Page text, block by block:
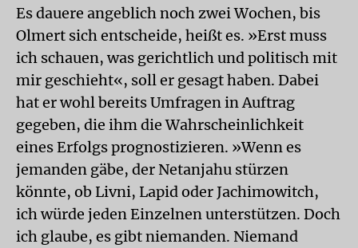
Es dauere angeblich noch zwei Wochen, bis
Olmert sich entscheide, heißt es. »Erst muss
ich schauen, was gerichtlich und politisch mit
mir geschieht«, soll er gesagt haben. Dabei
hat er wohl bereits Umfragen in Auftrag
gegeben, die ihm die Wahrscheinlichkeit
eines Erfolgs prognostizieren. »Wenn es
jemanden gäbe, der Netanjahu stürzen
könnte, ob Livni, Lapid oder Jachimowitch,
ich würde jeden Einzelnen unterstützen. Doch
ich glaube, es gibt niemanden. Niemand